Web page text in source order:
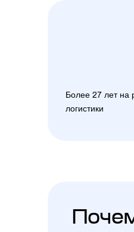
Более 27 лет на
логистики